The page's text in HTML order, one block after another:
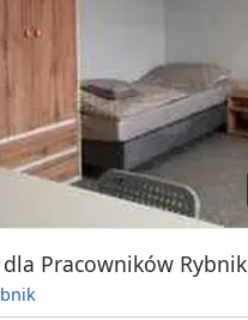
Pracowników Rybnik